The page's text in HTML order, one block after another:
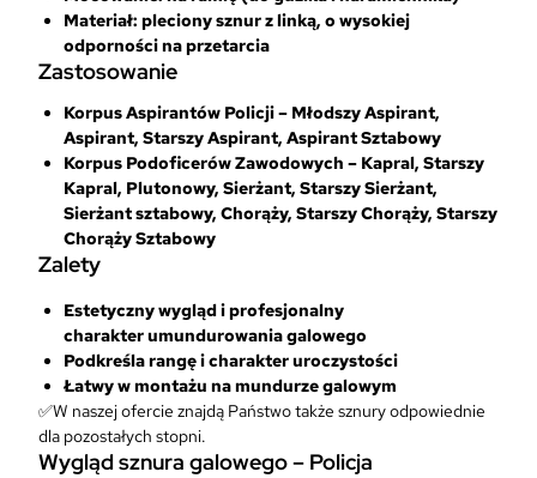
Materiał: pleciony sznur z linką, o wysokiej
odporności na przetarcia
Zastosowanie
Korpus Aspirantów Policji – Młodszy Aspirant,
Aspirant, Starszy Aspirant, Aspirant Sztabowy
Korpus Podoficerów Zawodowych – Kapral, Starszy
Kapral, Plutonowy, Sierżant, Starszy Sierżant,
Sierżant sztabowy, Chorąży, Starszy Chorąży, Starszy
Chorąży Sztabowy
Zalety
Estetyczny wygląd i profesjonalny
charakter umundurowania galowego
Podkreśla rangę i charakter uroczystości
Łatwy w montażu na mundurze galowym
✅W naszej ofercie znajdą Państwo także sznury odpowiednie
dla pozostałych stopni.
Wygląd sznura galowego – Policja